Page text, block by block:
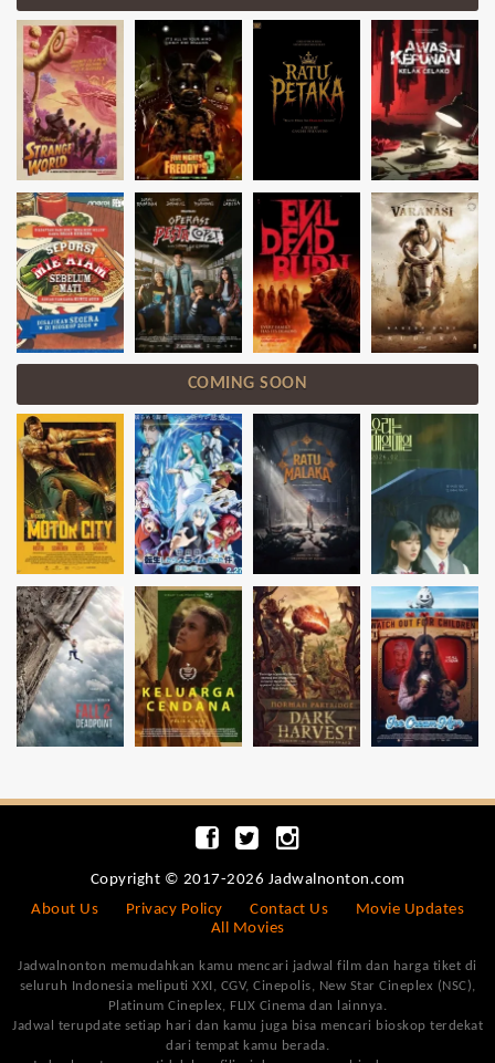
COMING SOON
Copyright © 2017-2026 Jadwalnonton.com
About Us
Privacy Policy Contact Us
Movie Updates
All Movies
Jadwalnonton memudahkan kamu mencari jadwal film dan harga tiket di
seluruh Indonesia meliputi XXI, CGV, Cinepolis, New Star Cineplex (NSC),
Platinum Cineplex, FLIX Cinema dan lainnya.
Jadwal terupdate setiap hari dan kamu juga bisa mencari bioskop terdekat
dari tempat kamu berada.